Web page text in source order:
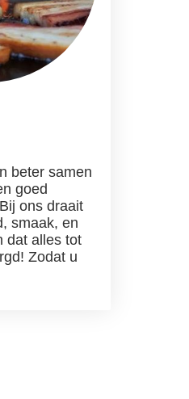
beter samen
goed
ons draait
smaak, en
dat alles tot
Zodat u